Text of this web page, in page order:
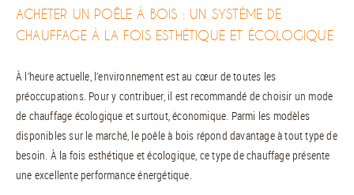
ACHETER UN POÊLE À BOIS : UN SYSTÈME DE
CHAUFFAGE À LA FOIS ESTHÉTIQUE ET ÉCOLOGIQUE
À l’heure actuelle, l’environnement est au cœur de toutes les
préoccupations. Pour y contribuer, il est recommandé de choisir un mode
de chauffage écologique et surtout, économique. Parmi les modèles
disponibles sur le marché, le poêle à bois répond davantage à tout type de
besoin. À la fois esthétique et écologique, ce type de chauffage présente
une excellente performance énergétique.